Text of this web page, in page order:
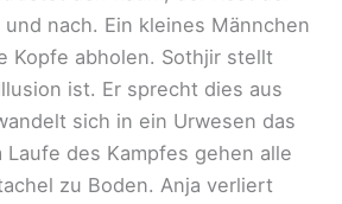
nach. Ein kleines Männchen
Kopfe abholen. Sothjir stellt
ist. Er sprecht dies aus
sich in ein Urwesen das
des Kampfes gehen alle
zu Boden. Anja verliert